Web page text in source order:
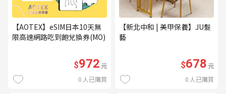
【AOTEX】eSIM日本10天無
限高速網路吃到飽兌換券(MO)
$972元
0 人已購買
【新北中和 | 美甲保養】JU髮
藝
$678元
0 人已購買